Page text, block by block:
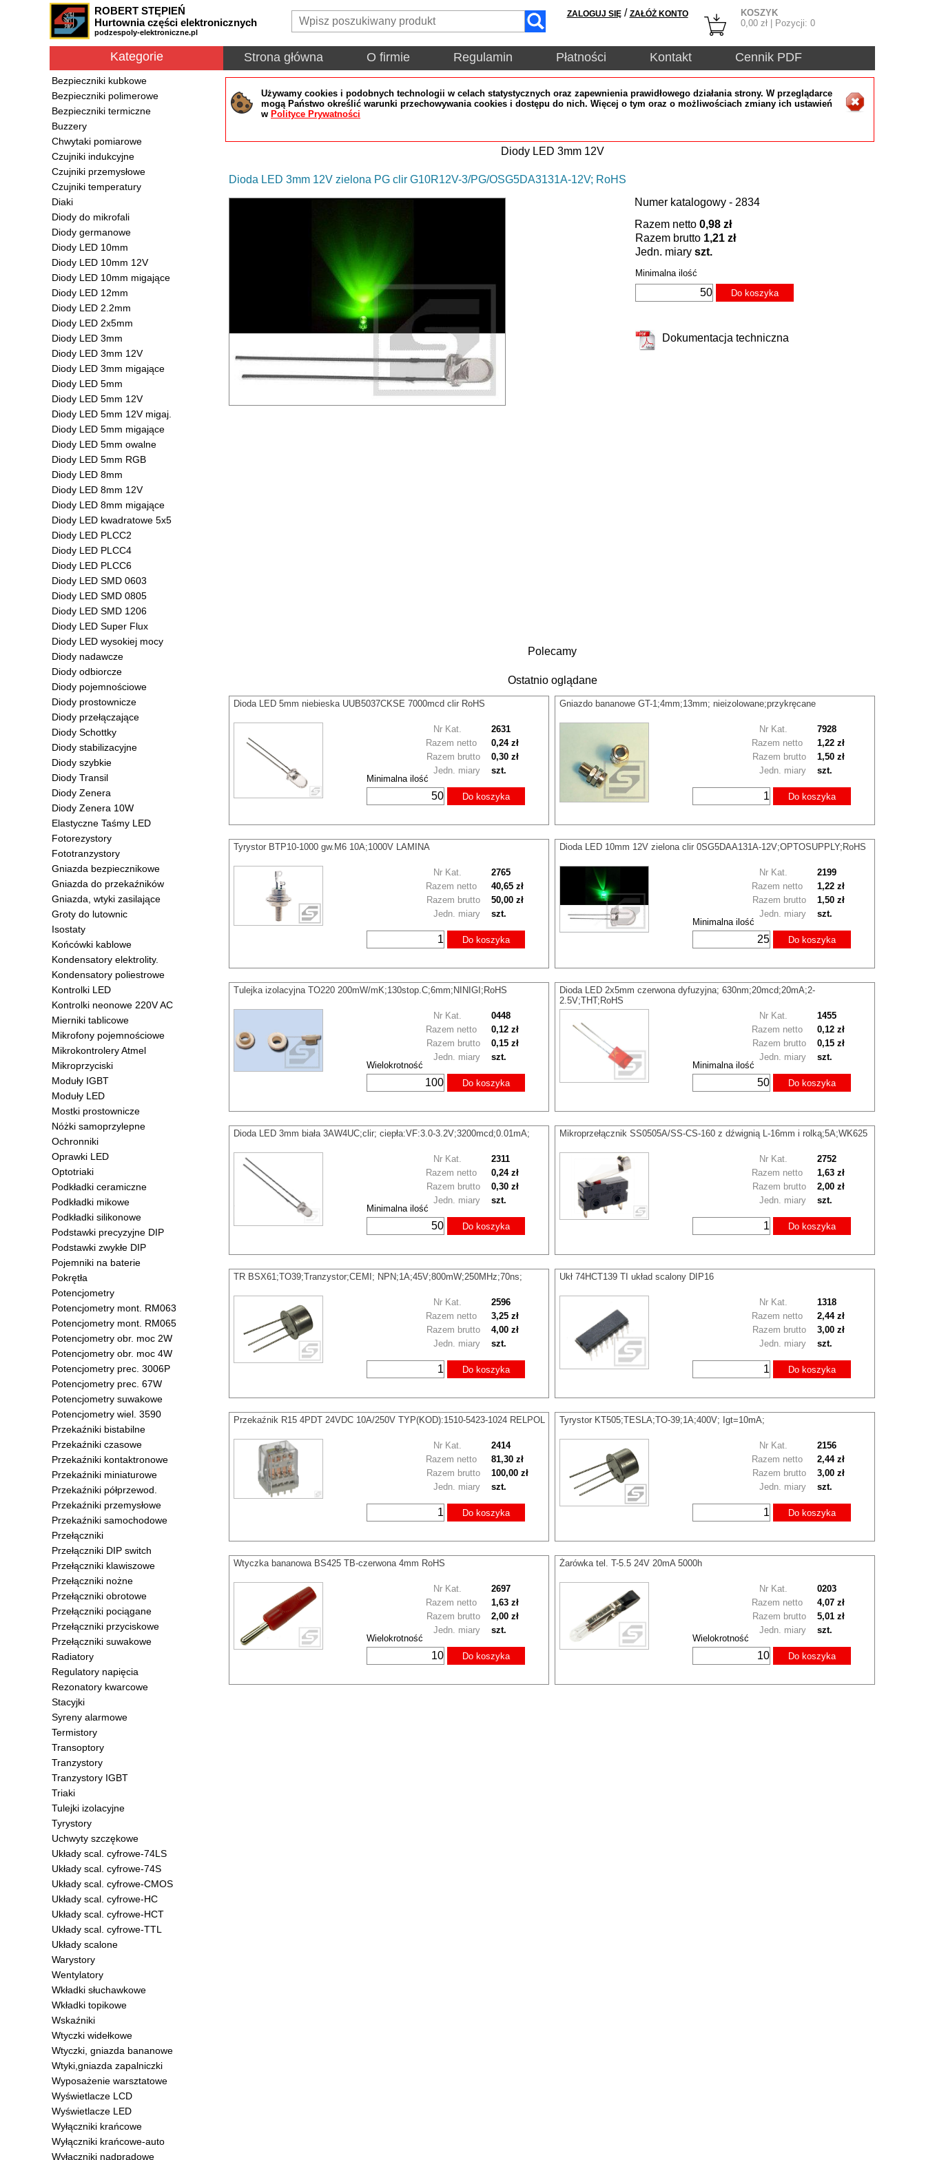
KOSZYK
0,00 zł | Pozycji: 0
Strona główna O firmie Regulamin Płatności Kontakt Cennik PDF
ROBERT STĘPIEŃ
Hurtownia części elektronicznych
podzespoly-elektroniczne.pl
ZALOGUJ SIĘ/ ZAŁÓŻ KONTO
Kategorie
Bezpieczniki kubkowe
Bezpieczniki polimerowe
Bezpieczniki termiczne
Buzzery
Chwytaki pomiarowe
Czujniki indukcyjne
Czujniki przemysłowe
Czujniki temperatury
Diaki
Diody do mikrofali
Diody germanowe
Diody LED 10mm
Diody LED 10mm 12V
Diody LED 10mm migające
Diody LED 12mm
Diody LED 2.2mm
Diody LED 2x5mm
Diody LED 3mm
Diody LED 3mm 12V
Diody LED 3mm migające
Diody LED 5mm
Diody LED 5mm 12V
Diody LED 5mm 12V migaj.
Diody LED 5mm migające
Diody LED 5mm owalne
Diody LED 5mm RGB
Diody LED 8mm
Diody LED 8mm 12V
Diody LED 8mm migające
Diody LED kwadratowe 5x5
Diody LED PLCC2
Diody LED PLCC4
Diody LED PLCC6
Diody LED SMD 0603
Diody LED SMD 0805
Diody LED SMD 1206
Diody LED Super Flux
Diody LED wysokiej mocy
Diody nadawcze
Diody odbiorcze
Diody pojemnościowe
Diody prostownicze
Diody przełączające
Diody Schottky
Diody stabilizacyjne
Diody szybkie
Diody Transil
Diody Zenera
Diody Zenera 10W
Elastyczne Taśmy LED
Fotorezystory
Fototranzystory
Gniazda bezpiecznikowe
Gniazda do przekaźników
Gniazda, wtyki zasilające
Groty do lutownic
Isostaty
Końcówki kablowe
Kondensatory elektrolity.
Kondensatory poliestrowe
Kontrolki LED
Kontrolki neonowe 220V AC
Mierniki tablicowe
Mikrofony pojemnościowe
Mikrokontrolery Atmel
Mikroprzyciski
Moduły IGBT
Moduły LED
Mostki prostownicze
Nóżki samoprzylepne
Ochronniki
Oprawki LED
Optotriaki
Podkładki ceramiczne
Podkładki mikowe
Podkładki silikonowe
Podstawki precyzyjne DIP
Podstawki zwykłe DIP
Pojemniki na baterie
Pokrętła
Potencjometry
Potencjometry mont. RM063
Potencjometry mont. RM065
Potencjometry obr. moc 2W
Potencjometry obr. moc 4W
Potencjometry prec. 3006P
Potencjometry prec. 67W
Potencjometry suwakowe
Potencjometry wiel. 3590
Przekaźniki bistabilne
Przekaźniki czasowe
Przekaźniki kontaktronowe
Przekaźniki miniaturowe
Przekaźniki półprzewod.
Przekaźniki przemysłowe
Przekaźniki samochodowe
Przełączniki
Przełączniki DIP switch
Przełączniki klawiszowe
Przełączniki nożne
Przełączniki obrotowe
Przełączniki pociągane
Przełączniki przyciskowe
Przełączniki suwakowe
Radiatory
Regulatory napięcia
Rezonatory kwarcowe
Stacyjki
Syreny alarmowe
Termistory
Transoptory
Tranzystory
Tranzystory IGBT
Triaki
Tulejki izolacyjne
Tyrystory
Uchwyty szczękowe
Układy scal. cyfrowe-74LS
Układy scal. cyfrowe-74S
Układy scal. cyfrowe-CMOS
Układy scal. cyfrowe-HC
Układy scal. cyfrowe-HCT
Układy scal. cyfrowe-TTL
Układy scalone
Warystory
Wentylatory
Wkładki słuchawkowe
Wkładki topikowe
Wskaźniki
Wtyczki widełkowe
Wtyczki, gniazda bananowe
Wtyki,gniazda zapalniczki
Wyposażenie warsztatowe
Wyświetlacze LCD
Wyświetlacze LED
Wyłączniki krańcowe
Wyłączniki krańcowe-auto
Wyłączniki nadprądowe
Używamy cookies i podobnych technologii w celach statystycznych oraz zapewnienia prawidłowego działania strony. W przeglądarce
mogą Państwo określić warunki przechowywania cookies i dostępu do nich. Więcej o tym oraz o możliwościach zmiany ich ustawień
w Polityce Prywatności
Diody LED 3mm 12V
Dioda LED 3mm 12V zielona PG clir G10R12V-3/PG/OSG5DA3131A-12V; RoHS
Numer katalogowy - 2834
Razem netto 0,98 zł
Razem brutto 1,21 zł
Jedn. miary szt.
Dokumentacja techniczna
Minimalna ilość
Do koszyka
Polecamy
Ostatnio oglądane
Dioda LED 5mm niebieska UUB5037CKSE 7000mcd clir RoHS
Minimalna ilość
Nr Kat. 2631
Razem brutto 0,30 zł
Razem netto 0,24 zł
Jedn. miary szt.
Do koszyka
Gniazdo bananowe GT-1;4mm;13mm; nieizolowane;przykręcane
Nr Kat. 7928
Razem brutto 1,50 zł
Razem netto 1,22 zł
Jedn. miary szt.
Do koszyka
Tyrystor BTP10-1000 gw.M6 10A;1000V LAMINA
Nr Kat. 2765
Razem brutto 50,00 zł
Razem netto 40,65 zł
Jedn. miary szt.
Do koszyka
Dioda LED 10mm 12V zielona clir 0SG5DAA131A-12V;OPTOSUPPLY;RoHS
Minimalna ilość
Nr Kat. 2199
Razem brutto 1,50 zł
Razem netto 1,22 zł
Jedn. miary szt.
Do koszyka
Tulejka izolacyjna TO220 200mW/mK;130stop.C;6mm;NINIGI;RoHS
Wielokrotność
Nr Kat. 0448
Razem brutto 0,15 zł
Razem netto 0,12 zł
Jedn. miary szt.
Do koszyka
Dioda LED 2x5mm czerwona dyfuzyjna; 630nm;20mcd;20mA;2-
2.5V;THT;RoHS
Minimalna ilość
Nr Kat. 1455
Razem brutto 0,15 zł
Razem netto 0,12 zł
Jedn. miary szt.
Do koszyka
Dioda LED 3mm biała 3AW4UC;clir; ciepła:VF:3.0-3.2V;3200mcd;0.01mA;
Minimalna ilość
Nr Kat. 2311
Razem brutto 0,30 zł
Razem netto 0,24 zł
Jedn. miary szt.
Do koszyka
Mikroprzełącznik SS0505A/SS-CS-160 z dźwignią L-16mm i rolką;5A;WK625
Nr Kat. 2752
Razem brutto 2,00 zł
Razem netto 1,63 zł
Jedn. miary szt.
Do koszyka
TR BSX61;TO39;Tranzystor;CEMI; NPN;1A;45V;800mW;250MHz;70ns;
Nr Kat. 2596
Razem brutto 4,00 zł
Razem netto 3,25 zł
Jedn. miary szt.
Do koszyka
Ukł 74HCT139 TI układ scalony DIP16
Nr Kat. 1318
Razem brutto 3,00 zł
Razem netto 2,44 zł
Jedn. miary szt.
Do koszyka
Przekaźnik R15 4PDT 24VDC 10A/250V TYP(KOD):1510-5423-1024 RELPOL
Nr Kat. 2414
Razem brutto 100,00 zł
Razem netto 81,30 zł
Jedn. miary szt.
Do koszyka
Tyrystor KT505;TESLA;TO-39;1A;400V; Igt=10mA;
Nr Kat. 2156
Razem brutto 3,00 zł
Razem netto 2,44 zł
Jedn. miary szt.
Do koszyka
Wtyczka bananowa BS425 TB-czerwona 4mm RoHS
Wielokrotność
Nr Kat. 2697
Razem brutto 2,00 zł
Razem netto 1,63 zł
Jedn. miary szt.
Do koszyka
Żarówka tel. T-5.5 24V 20mA 5000h
Wielokrotność
Nr Kat. 0203
Razem brutto 5,01 zł
Razem netto 4,07 zł
Jedn. miary szt.
Do koszyka